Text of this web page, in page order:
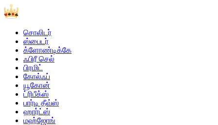
சொலிடர்
ஸ்பைடர்
க்ளோண்டிக்கே
ஃபிரீ செல்
பிரமிட்
கோல்ஃப்
யூகோன்
ட்ரிபீக்ஸ்
பார்டி தீவ்ஸ்
ஹார்ட்ஸ்
மஹ்ஜோங்